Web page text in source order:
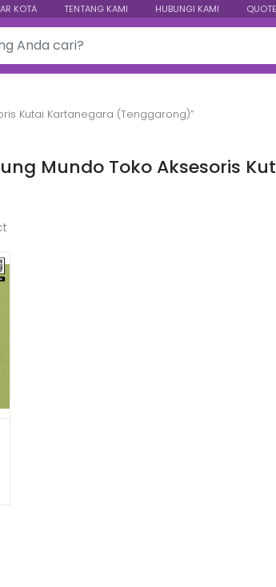
KOTA TENTANG KAMI HUBUNGI KAMI
Kutai Kartanegara (Tenggarong)”
Mundo Toko Aksesoris